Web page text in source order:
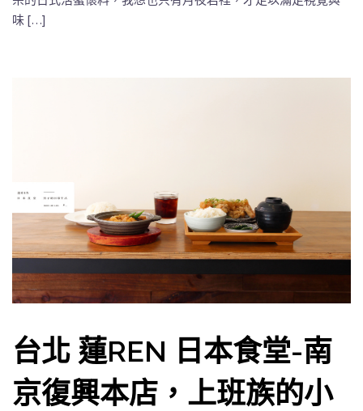
味 […]
台北 蓮REN 日本食堂-南
京復興本店，上班族的小